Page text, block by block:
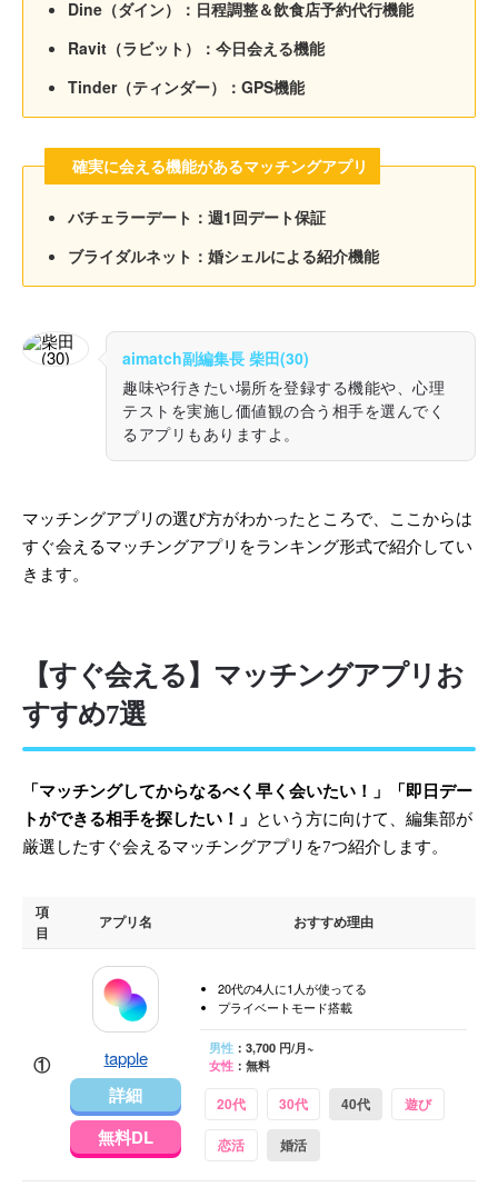
Dine（ダイン）：日程調整＆飲食店予約代行機能
Ravit（ラビット）：今日会える機能
Tinder（ティンダー）：GPS機能
確実に会える機能があるマッチングアプリ
バチェラーデート：週1回デート保証
ブライダルネット：婚シェルによる紹介機能
aimatch副編集長 柴田(30)
趣味や行きたい場所を登録する機能や、心理
テストを実施し価値観の合う相手を選んでく
るアプリもありますよ。
マッチングアプリの選び方がわかったところで、ここからは
すぐ会えるマッチングアプリをランキング形式で紹介してい
きます。
【すぐ会える】マッチングアプリお
すすめ7選
「マッチングしてからなるべく早く会いたい！」「即日デー
トができる相手を探したい！」
という方に向けて、編集部が
厳選したすぐ会えるマッチングアプリを7つ紹介します。
項
目
アプリ名 おすすめ理由
① tapple
詳細
無料DL
20代の4人に1人が使ってる
プライベートモード搭載
男性：3,700 円/月~
女性：無料
20代 30代 40代 遊び
恋活 婚活